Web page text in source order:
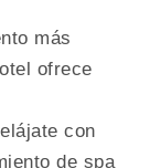
más
ofrece
con
de spa